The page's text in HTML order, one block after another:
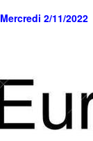
Mercredi 2/11/2022